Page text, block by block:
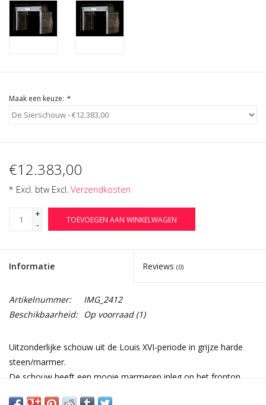
Maak een keuze: *
€12.383,00
* Excl. btw Excl. Verzendkosten
+
-
TOEVOEGEN AAN WINKELWAGEN
Informatie Reviews (0)
Artikelnummer:
IMG_2412
Beschikbaarheid: Op voorraad(1)
Uitzonderlijke schouw uit de Louis XVI-periode in grijze harde
steen/marmer.
De schouw heeft een mooie marmeren inleg op het fronton.